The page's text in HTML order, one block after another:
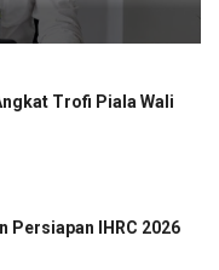
Trofi Piala Wali
Persiapan IHRC 2026